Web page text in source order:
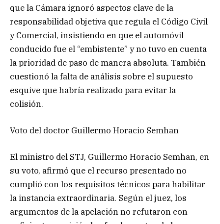
que la Cámara ignoró aspectos clave de la
responsabilidad objetiva que regula el Código Civil
y Comercial, insistiendo en que el automóvil
conducido fue el “embistente” y no tuvo en cuenta
la prioridad de paso de manera absoluta. También
cuestionó la falta de análisis sobre el supuesto
esquive que habría realizado para evitar la
colisión.
Voto del doctor Guillermo Horacio Semhan
El ministro del STJ, Guillermo Horacio Semhan, en
su voto, afirmó que el recurso presentado no
cumplió con los requisitos técnicos para habilitar
la instancia extraordinaria. Según el juez, los
argumentos de la apelación no refutaron con